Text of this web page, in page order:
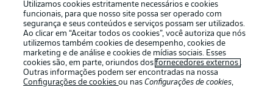
Escolha seu idioma
Português Modo de visualização
Login
Utilizamos cookies estritamente necessários e cookies
funcionais, para que nosso site possa ser operado com
segurança e seus conteúdos e serviços possam ser utilizados.
Ao clicar em “Aceitar todos os cookies”, você autoriza que nós
utilizemos também cookies de desempenho, cookies de
marketing e de análise e cookies de mídias sociais. Esses
cookies são, em parte, oriundos dosfornecedores externos .
Outras informações podem ser encontradas na nossa
Configurações de cookiesou nasConfigurações de cookies,